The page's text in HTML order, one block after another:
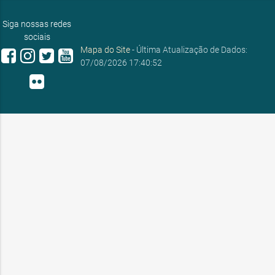
Siga nossas redes
sociais
Mapa do Site- Última Atualização de Dados:
07/08/2026 17:40:52